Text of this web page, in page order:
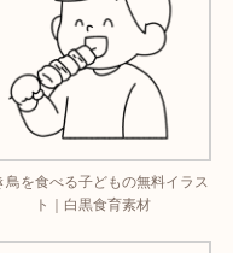
鳥を食べる子どもの無料イラス
ト｜白黒食育素材